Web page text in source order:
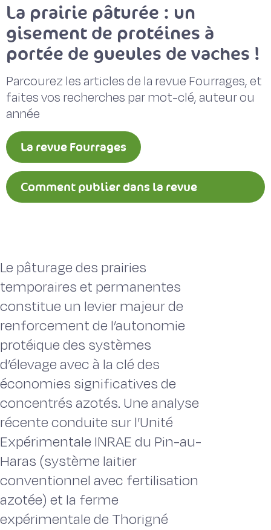
La prairie pâturée : un
gisement de protéines à
portée de gueules de vaches !
Parcourez les articles de la revue Fourrages, et
faites vos recherches par mot-clé, auteur ou
année
La revue Fourrages
Comment publier dans la revue
Le pâturage des prairies
temporaires et permanentes
constitue un levier majeur de
renforcement de l’autonomie
protéique des systèmes
d’élevage avec à la clé des
économies significatives de
concentrés azotés. Une analyse
récente conduite sur l’Unité
Expérimentale INRAE du Pin-au-
Haras (système laitier
conventionnel avec fertilisation
azotée) et la ferme
expérimentale de Thorigné